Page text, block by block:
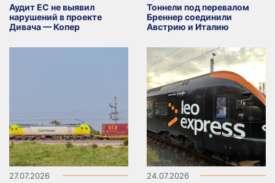
Аудит ЕС не выявил
нарушений в проекте
Дивача — Копер
Тоннели под перевалом
Бреннер соединили
Австрию и Италию
27.07.2026 24.07.2026